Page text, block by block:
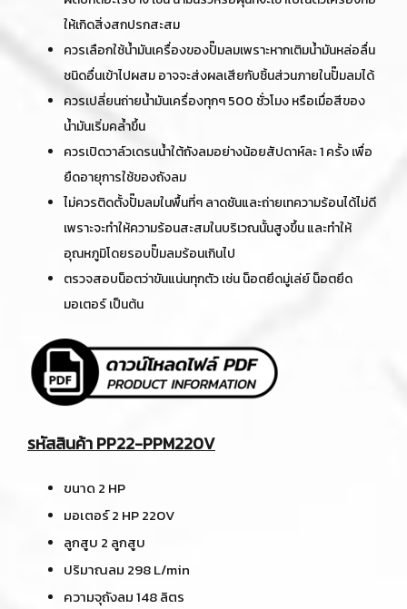
ให้เกิดสิ่งสกปรกสะสม
ควรเลือกใช้น้ำมันเครื่องของปั๊มลมเพราะหากเติมน้ำมันหล่อลื่น
ชนิดอื่นเข้าไปผสม อาจจะส่งผลเสียกับชิ้นส่วนภายในปั๊มลมได้
ควรเปลี่ยนถ่ายน้ำมันเครื่องทุกๆ 500 ชั่วโมง หรือเมื่อสีของ
น้ำมันเริ่มคล้ำขึ้น
ควรเปิดวาล์วเดรนน้ำใต้ถังลมอย่างน้อยสัปดาห์ละ 1 ครั้ง เพื่อ
ยืดอายุการใช้ของถังลม
ไม่ควรติดตั้งปั๊มลมในพื้นที่ๆ ลาดชันและถ่ายเทความร้อนได้ไม่ดี
เพราะจะทำให้ความร้อนสะสมในบริเวณนั้นสูงขึ้น และทำให้
อุณหภูมิโดยรอบปั๊มลมร้อนเกินไป
ตรวจสอบน็อตว่าขันแน่นทุกตัว เช่น น็อตยึดมู่เล่ย์ น็อตยึด
มอเตอร์ เป็นต้น
รหัสสินค้า PP22-PPM220V
ขนาด 2 HP
มอเตอร์ 2 HP 220V
ลูกสูบ 2 ลูกสูบ
ปริมาณลม 298 L/min
ความจุถังลม 148 ลิตร